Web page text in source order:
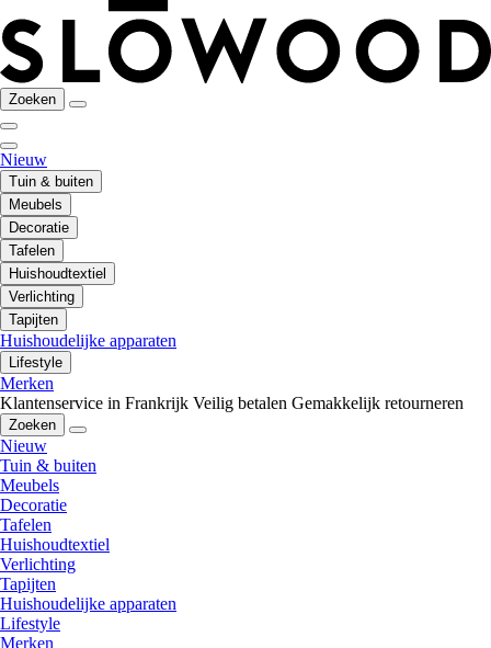
Zoeken
Nieuw
Tuin & buiten
Meubels
Decoratie
Tafelen
Huishoudtextiel
Verlichting
Tapijten
Huishoudelijke apparaten
Lifestyle
Merken
Klantenservice in Frankrijk Veilig betalen Gemakkelijk retourneren
Zoeken
Nieuw
Tuin & buiten
Meubels
Decoratie
Tafelen
Huishoudtextiel
Verlichting
Tapijten
Huishoudelijke apparaten
Lifestyle
Merken